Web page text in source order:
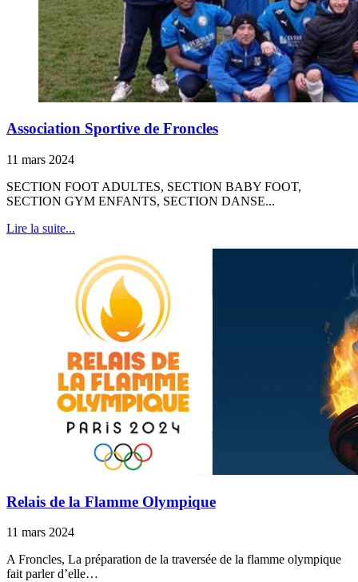
Association Sportive de Froncles
11 mars 2024
SECTION FOOT ADULTES, SECTION BABY FOOT,
SECTION GYM ENFANTS, SECTION DANSE...
Lire la suite...
Relais de la Flamme Olympique
11 mars 2024
A Froncles, La préparation de la traversée de la flamme olympique
fait parler d’elle…